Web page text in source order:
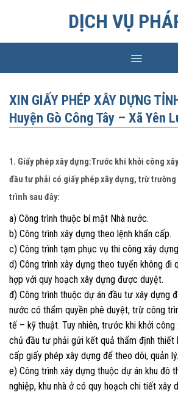
DỊCH VỤ
XIN GIẤY PHÉP XÂY DỰNG
Huyện Gò Công Tây – Xã Yên
1. Giấy phép xây dựng:Trước khi khởi công
đầu tư phải có giấy phép xây dựng, trừ
trình sau đây:
a) Công trình thuộc bí mật Nhà nước.
b) Công trình xây dựng theo lệnh khẩn cấp.
c) Công trình tạm phục vụ thi công xây
d) Công trình xây dựng theo tuyến không đi
hợp với quy hoạch xây dựng được duyệt.
đ) Công trình thuộc dự án đầu tư xây dựng
nước có thẩm quyền phê duyệt, trừ công
tế – kỹ thuật. Tuy nhiên, trước khi khởi
chủ đầu tư phải gửi kết quả thẩm định thiết
cấp giấy phép xây dựng để theo dõi, quản lý.
e) Công trình xây dựng thuộc dự án khu đô
nghiệp, khu nhà ở có quy hoạch chi tiết xây